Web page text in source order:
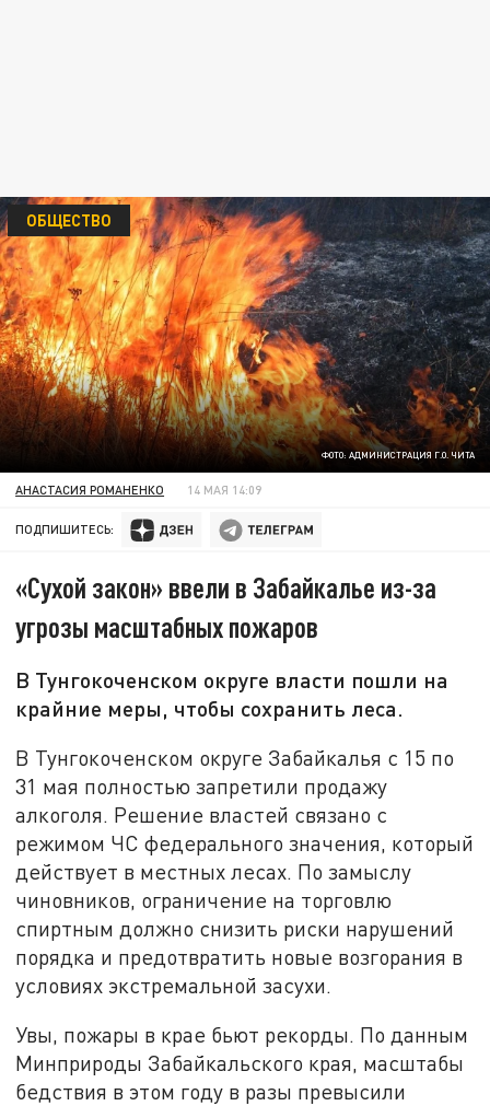
ФОТО: АДМИНИСТРАЦИЯ Г.О. ЧИТА
ОБЩЕСТВО
АНАСТАСИЯ РОМАНЕНКО 14 МАЯ 14:09
ПОДПИШИТЕСЬ:
«Сухой закон» ввели в Забайкалье из-за
угрозы масштабных пожаров
В Тунгокоченском округе власти пошли на
крайние меры, чтобы сохранить леса.
В Тунгокоченском округе Забайкалья с 15 по
31 мая полностью запретили продажу
алкоголя. Решение властей связано с
режимом ЧС федерального значения, который
действует в местных лесах. По замыслу
чиновников, ограничение на торговлю
спиртным должно снизить риски нарушений
порядка и предотвратить новые возгорания в
условиях экстремальной засухи.
Увы, пожары в крае бьют рекорды. По данным
Минприроды Забайкальского края, масштабы
бедствия в этом году в разы превысили